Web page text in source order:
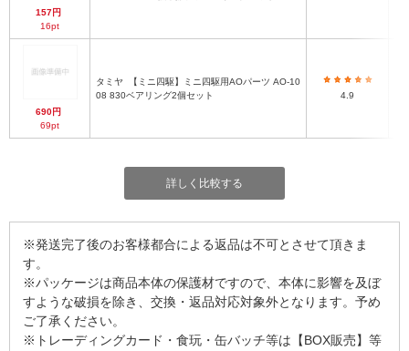
157円
16pt
690円
69pt
タミヤ
08 830ベアリング2個セット
4.9
詳しく比較する
※発送完了後のお客様都合による返品は不可とさせて頂きま
す。
※パッケージは商品本体の保護材ですので、本体に影響を及ぼ
すような破損を除き、交換・返品対応対象外となります。予め
ご了承ください。
※トレーディングカード・食玩・缶バッチ等は【BOX販売】等